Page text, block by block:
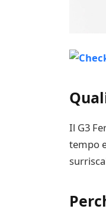
Il G3
tempo